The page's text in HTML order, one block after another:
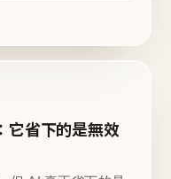
它省下的是無效